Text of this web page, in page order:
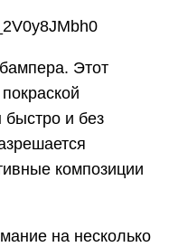
Этот
и без
композиции
на несколько